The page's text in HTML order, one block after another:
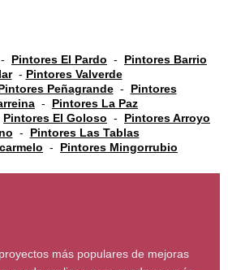
- Pintores El Pardo - Pintores Barrio
- Pintores Valverde
Peñagrande- Pintores
- Pintores La Paz
Pintores El Goloso - Pintores Arroyo
- Pintores Las Tablas
- Pintores Mingorrubio
más populares de mejoras